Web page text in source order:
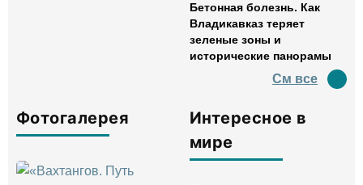
Бетонная болезнь. Как
Владикавказ теряет
зеленые зоны и
исторические панорамы
См все
Фотогалерея
Интересное в
мире